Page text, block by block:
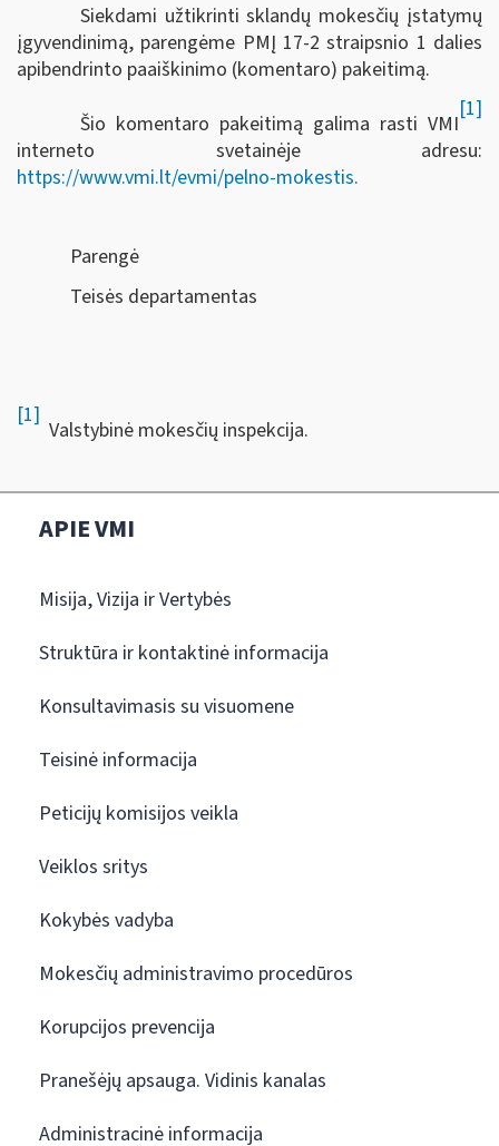
Siekdami užtikrinti sklandų mokesčių įstatymų
įgyvendinimą, parengėme PMĮ 17-2 straipsnio 1 dalies
apibendrinto paaiškinimo (komentaro) pakeitimą.
Šio komentaro pakeitimą galima rasti VMI
[1]
interneto svetainėje adresu:
https://www.vmi.lt/evmi/pelno-mokestis.
Parengė
Teisės departamentas
[1]
Valstybinė mokesčių inspekcija.
APIE VMI
Misija, Vizija ir Vertybės
Struktūra ir kontaktinė informacija
Konsultavimasis su visuomene
Teisinė informacija
Peticijų komisijos veikla
Veiklos sritys
Kokybės vadyba
Mokesčių administravimo procedūros
Korupcijos prevencija
Pranešėjų apsauga. Vidinis kanalas
Administracinė informacija